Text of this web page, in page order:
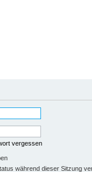
vergessen
während dieser Sitzung